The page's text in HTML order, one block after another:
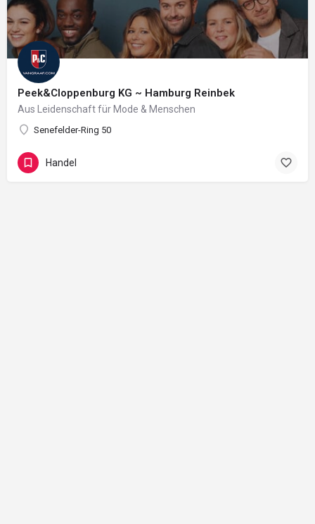
Peek&Cloppenburg KG ~ Hamburg Reinbek
Aus Leidenschaft für Mode & Menschen
Senefelder-Ring 50
Handel